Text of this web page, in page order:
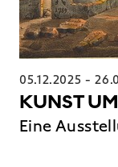
05.12.2025 -
KUNST
Eine